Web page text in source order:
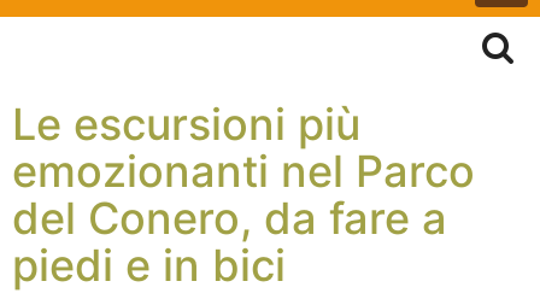
Le escursioni più
emozionanti nel Parco
del Conero, da fare a
piedi e in bici